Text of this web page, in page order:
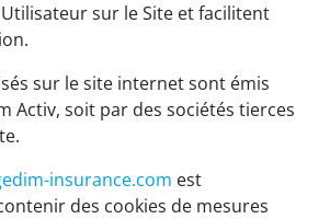
sur le Site et facilitent
sur le site internet sont émis
Activ, soit par des sociétés tierces
insurance.com est
des cookies de mesures